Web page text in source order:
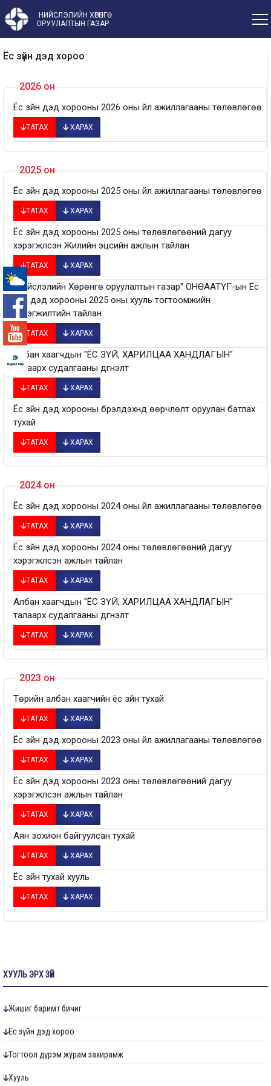
НИЙСЛЭЛИЙН ХӨРӨНГӨ
ОРУУЛАЛТЫН ГАЗАР
Ёс зүйн дэд хороо
2026 он
Ёс зүйн дэд хорооны 2026 оны үйл ажиллагааны төлөвлөгөө
ТАТАХ ХАРАХ
2025 он
Ёс зүйн дэд хорооны 2025 оны үйл ажиллагааны төлөвлөгөө
ТАТАХ ХАРАХ
Ёс зүйн дэд хорооны 2025 оны төлөвлөгөөний дагуу
хэрэгжүүлсэн Жилийн эцсийн ажлын тайлан
ТАТАХ ХАРАХ
"Нийслэлийн Хөрөнгө оруулалтын газар" ОНӨААТҮГ-ын Ёс
зүйн дэд хорооны 2025 оны хууль тогтоомжийн
хэрэгжилтийн тайлан
ТАТАХ ХАРАХ
Албан хаагчдын "ЁС ЗҮЙ, ХАРИЛЦАА ХАНДЛАГЫН"
талаарх судалгааны дүгнэлт
ТАТАХ ХАРАХ
Ёс зүйн дэд хорооны бүрэлдэхүүнд өөрчлөлт оруулан батлах
тухай
ТАТАХ ХАРАХ
2024 он
Ёс зүйн дэд хорооны 2024 оны үйл ажиллагааны төлөвлөгөө
ТАТАХ ХАРАХ
Ёс зүйн дэд хорооны 2024 оны төлөвлөгөөний дагуу
хэрэгжүүлсэн ажлын тайлан
ТАТАХ ХАРАХ
Албан хаагчдын "ЁС ЗҮЙ, ХАРИЛЦАА ХАНДЛАГЫН"
талаарх судалгааны дүгнэлт
ТАТАХ ХАРАХ
2023 он
Төрийн албан хаагчийн ёс зүйн тухай
ТАТАХ ХАРАХ
Ёс зүйн дэд хорооны 2023 оны үйл ажиллагааны төлөвлөгөө
ТАТАХ ХАРАХ
Ёс зүйн дэд хорооны 2023 оны төлөвлөгөөний дагуу
хэрэгжүүлсэн ажлын тайлан
ТАТАХ ХАРАХ
Аян зохион байгуулсан тухай
ТАТАХ ХАРАХ
Ёс зүйн тухай хууль
ТАТАХ ХАРАХ
ХУУЛЬ ЭРХ ЗҮЙ
Жишиг баримт бичиг
Ёс зүйн дэд хороо
Тогтоол дүрэм журам захирамж
Хууль